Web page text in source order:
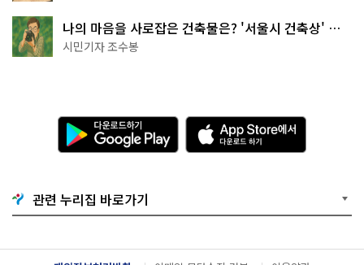
나의 마음을 사로잡은 건축물은? '서울시 건축상' 수
상작 공개!
시민기자 조수봉
다
운
로
기
G
o
g
l
A
p
p
e
서
다
관련 누리집 바로가기